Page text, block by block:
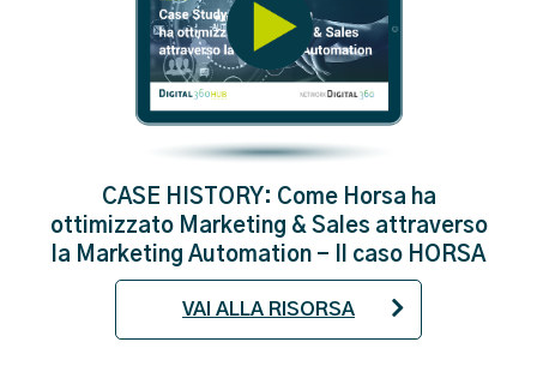
CASE HISTORY: Come Horsa ha
ottimizzato Marketing & Sales attraverso
la Marketing Automation - Il caso HORSA
VAI ALLA RISORSA